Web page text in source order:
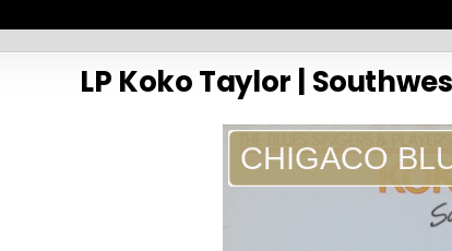
LP Koko Taylor |
CHIGACO